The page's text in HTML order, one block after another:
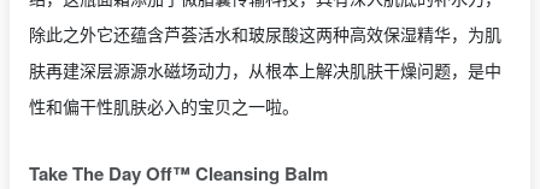
除此之外它还蕴含芦荟活水和玻尿酸这两种高效保湿精华，为肌
肤再建深层源源水磁场动力，从根本上解决肌肤干燥问题，是中
性和偏干性肌肤必入的宝贝之一啦。
Take The Day Off™ Cleansing Balm